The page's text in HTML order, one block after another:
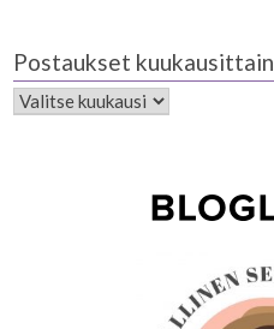
Postaukset kuukausittain